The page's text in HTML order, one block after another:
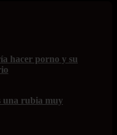
hacer porno y su
una rubia muy